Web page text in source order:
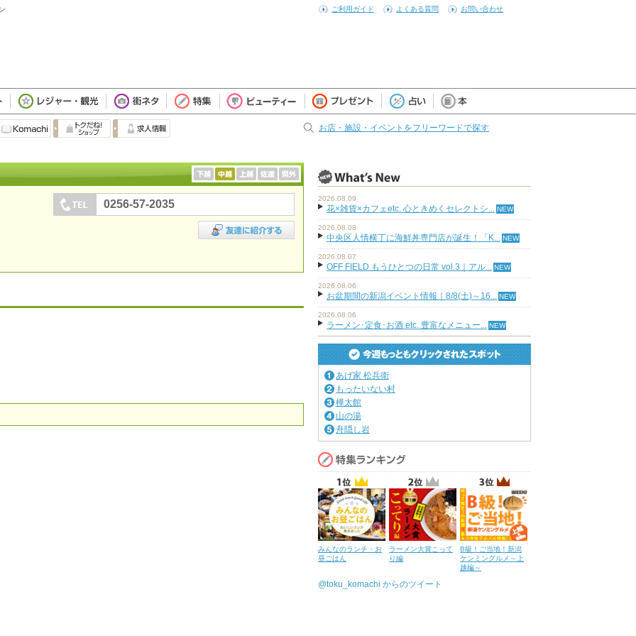
ご利用ガイド よくある質問 お問い合わせ
お店・施設・イベントをフリーワードで探す
0256-57-2035 2026.08.09
花×雑貨×カフェetc. 心ときめくセレクトシ...
2026.08.08
中央区人情横丁に海鮮丼専門店が誕生！「K...
2026.08.07
OFF FIELD もうひとつの日常 vol.3｜アル...
2026.08.06
お盆期間の新潟イベント情報｜8/8(土)～16...
2026.08.06
ラーメン･定食･お酒 etc. 豊富なメニュー...
あげ家 松兵衛
もったいない村
樺太館
山の湯
舟隠し岩
みんなのランチ・お
昼ごはん
ラーメン大賞こって
り編
B級！ご当地！新潟
ケンミングルメ～上
越編～
@toku_komachi からのツイート